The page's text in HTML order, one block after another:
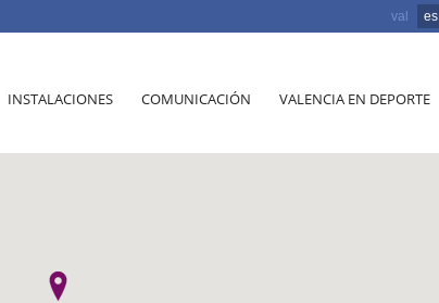
val es
INSTALACIONES COMUNICACIÓN VALENCIA EN DEPORTE